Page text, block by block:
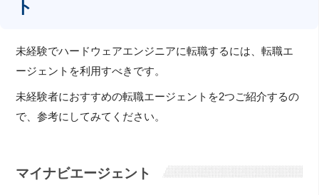
ト
未経験でハードウェアエンジニアに転職するには、転職エ
ージェントを利用すべきです。
未経験者におすすめの転職エージェントを2つご紹介するの
で、参考にしてみてください。
マイナビエージェント